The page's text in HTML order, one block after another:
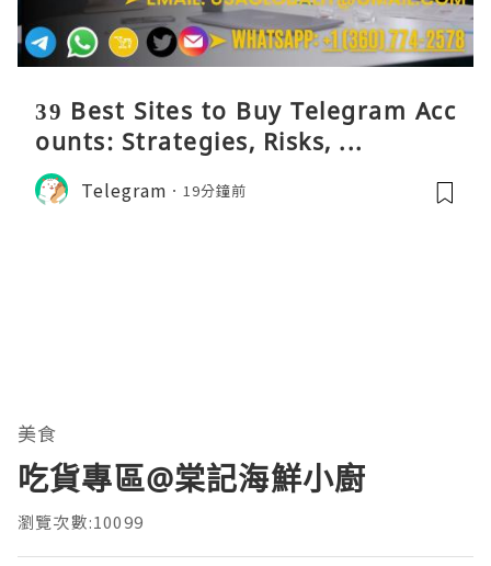
39 Best Sites to Buy Telegram Acc
ounts: Strategies, Risks, ...
Telegram 19分鐘前
美食
吃貨專區@棠記海鮮小廚
瀏覽次數:10099